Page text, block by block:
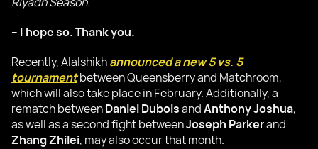
– I hope so. Thank you.
Recently, Alalshikhannounced a new 5 vs. 5
tournamentbetween Queensberry and Matchroom,
which will also take place in February. Additionally, a
rematch betweenDaniel DuboisandAnthony Joshua,
as well as a second fight betweenJoseph Parkerand
Zhang Zhilei, may also occur that month.